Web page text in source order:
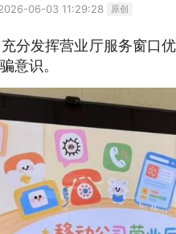
06-03 11:29:28 原创
分发挥营业厅服务窗口
意识。